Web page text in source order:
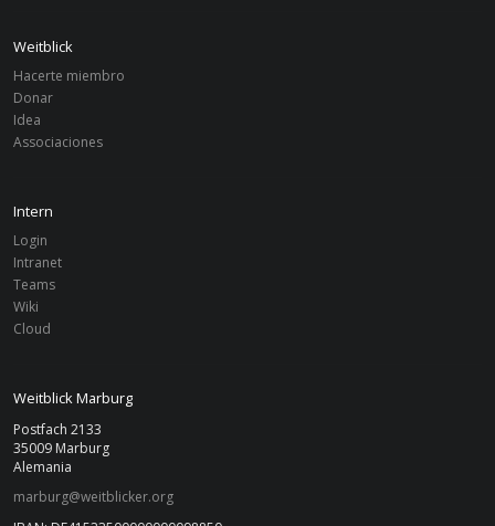
Weitblick
Hacerte miembro
Donar
Idea
Associaciones
Intern
Login
Intranet
Teams
Wiki
Cloud
Weitblick Marburg
Postfach 2133
35009 Marburg
Alemania
marburg@weitblicker.org